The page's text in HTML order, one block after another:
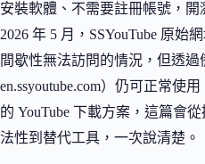
安裝軟體、不需要註冊帳號，開
2026 年 5 月，SSYouTube 原始
間歇性無法訪問的情況，但透過
en.ssyoutube.com）仍可正常使
的 YouTube 下載方案，這篇會
法性到替代工具，一次說清楚。